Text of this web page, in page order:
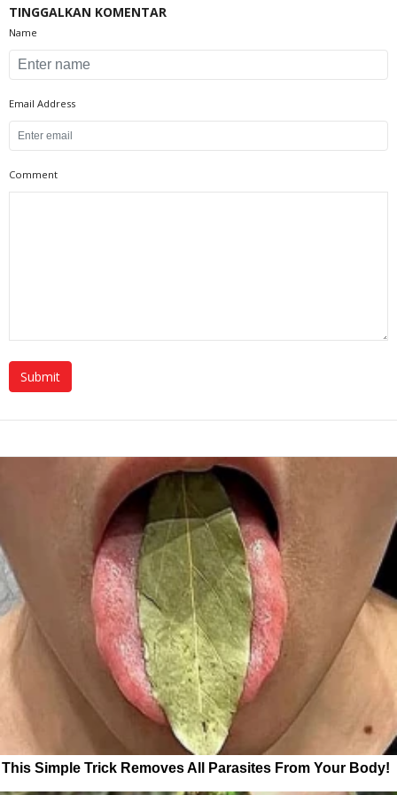
TINGGALKAN KOMENTAR
Name
Email Address
Comment
This Simple Trick Removes All Parasites From Your Body!